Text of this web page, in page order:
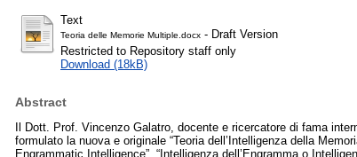
Text
Teoria delle Memorie Multiple.docx - Draft Version
Restricted to Repository staff only
Download (18kB)
Abstract
Il Dott. Prof. Vincenzo Galatro, docente e ricercatore di fama
formulato la nuova e originale “Teoria dell’Intelligenza della
Engrammatic Intelligence”, “Intelligenza dell’Engramma o